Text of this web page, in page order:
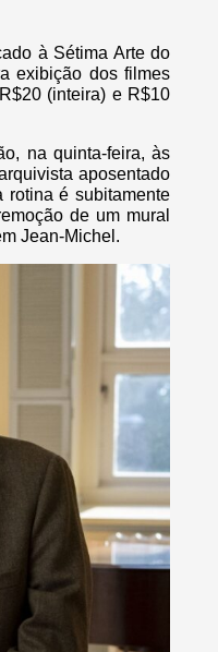
à Sétima Arte do
exibição dos filmes
(inteira) e R$10
na quinta-feira, às
aposentado
é subitamente
de um mural
Jean-Michel.